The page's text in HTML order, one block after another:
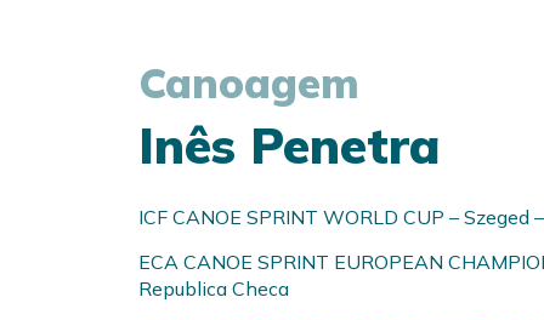
Canoagem
Inês Penetra
ICF CANOE SPRINT WORLD CUP – Szeged
ECA CANOE SPRINT EUROPEAN
Republica Checa